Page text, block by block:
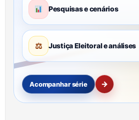
Pesquisas e cenários
⚖ Justiça Eleitoral e análises
Acompanhar série →